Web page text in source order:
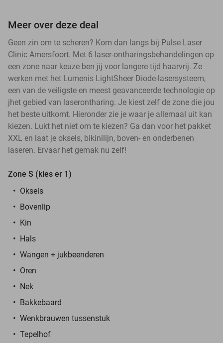
Meer over deze deal
Geen zin om te scheren? Kom dan langs bij Pulse Laser
Clinic Amersfoort. Met 6 laser-ontharingsbehandelingen op
een zone naar keuze ben jij voor langere tijd haarvrij. Ze
werken met het Lumenis LightSheer Diode-lasersysteem,
een van de veiligste en meest geavanceerde technologie op
jhet gebied van laserontharing. Je kiest zelf de zone die jou
het beste uitkomt. Hieronder zie je waar je allemaal uit kan
kiezen. Lukt het niet om te kiezen? Ga dan voor het pakket
XXL en laat je oksels, bikinilijn, boven- en onderbenen
laseren. Ervaar het gemak nu zelf!
Zone S (kies er 1)
Oksels
Bovenlip
Kin
Hals
Wangen + jukbeenderen
Oren
Nek
Bakkebaard
Wenkbrauwen tussenstuk
Tepelhof